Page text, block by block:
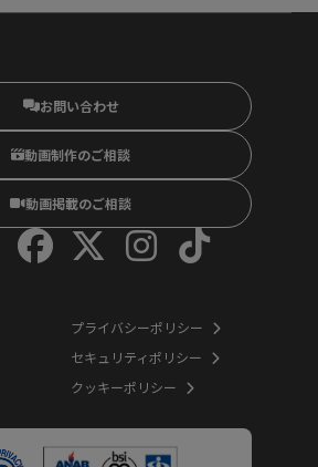
お問い合わせ
動画制作のご相談
動画掲載のご相談
プライバシーポリシー
セキュリティポリシー
クッキーポリシー